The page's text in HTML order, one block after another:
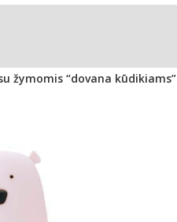
žymomis “dovana kūdikiams”